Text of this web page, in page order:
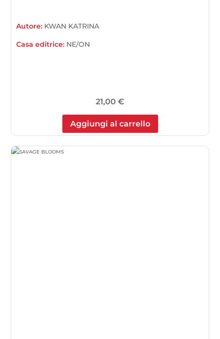
Autore: KWAN KATRINA
Casa editrice: NE/ON
21,00 €
Aggiungi al carrello